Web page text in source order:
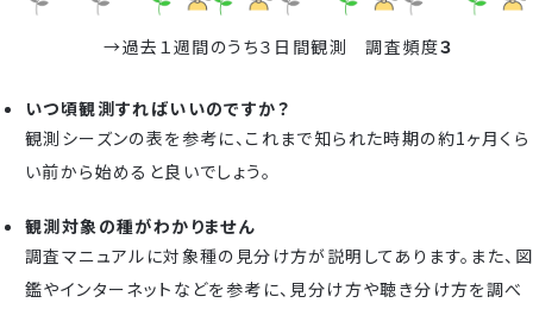
→過去１週間のうち３日間観測 調査頻度３
いつ頃観測すればいいのですか？
観測シーズンの表を参考に、これまで知られた時期の約1ヶ月くら
い前から始めると良いでしょう。
観測対象の種がわかりません
調査マニュアルに対象種の見分け方が説明してあります。また、図
鑑やインターネットなどを参考に、見分け方や聴き分け方を調べ